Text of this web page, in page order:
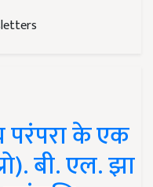
परंपरा के एक
बी. एल. झा